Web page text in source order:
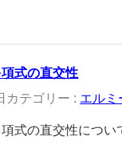
式の直交性
カテゴリー : エルミ
式の直交性につい